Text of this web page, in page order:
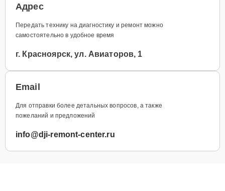
Адрес
Передать технику на диагностику и ремонт можно
самостоятельно в удобное время
г. Красноярск, ул. Авиаторов, 1
Email
Для отправки более детальных вопросов, а также
пожеланий и предложений
info@dji-remont-center.ru